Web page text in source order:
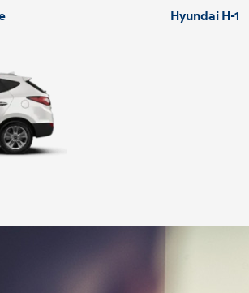
Hyundai H-1